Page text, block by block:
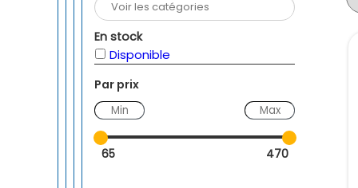
En stock
Disponible
Par prix
65 470